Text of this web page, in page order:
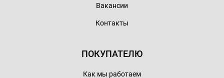
Вакансии
Контакты
ПОКУПАТЕЛЮ
Как мы работаем